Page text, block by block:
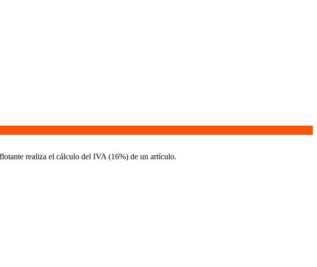
realiza el cálculo del IVA (16%) de un artículo.